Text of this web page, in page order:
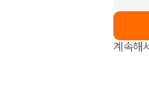
계속해